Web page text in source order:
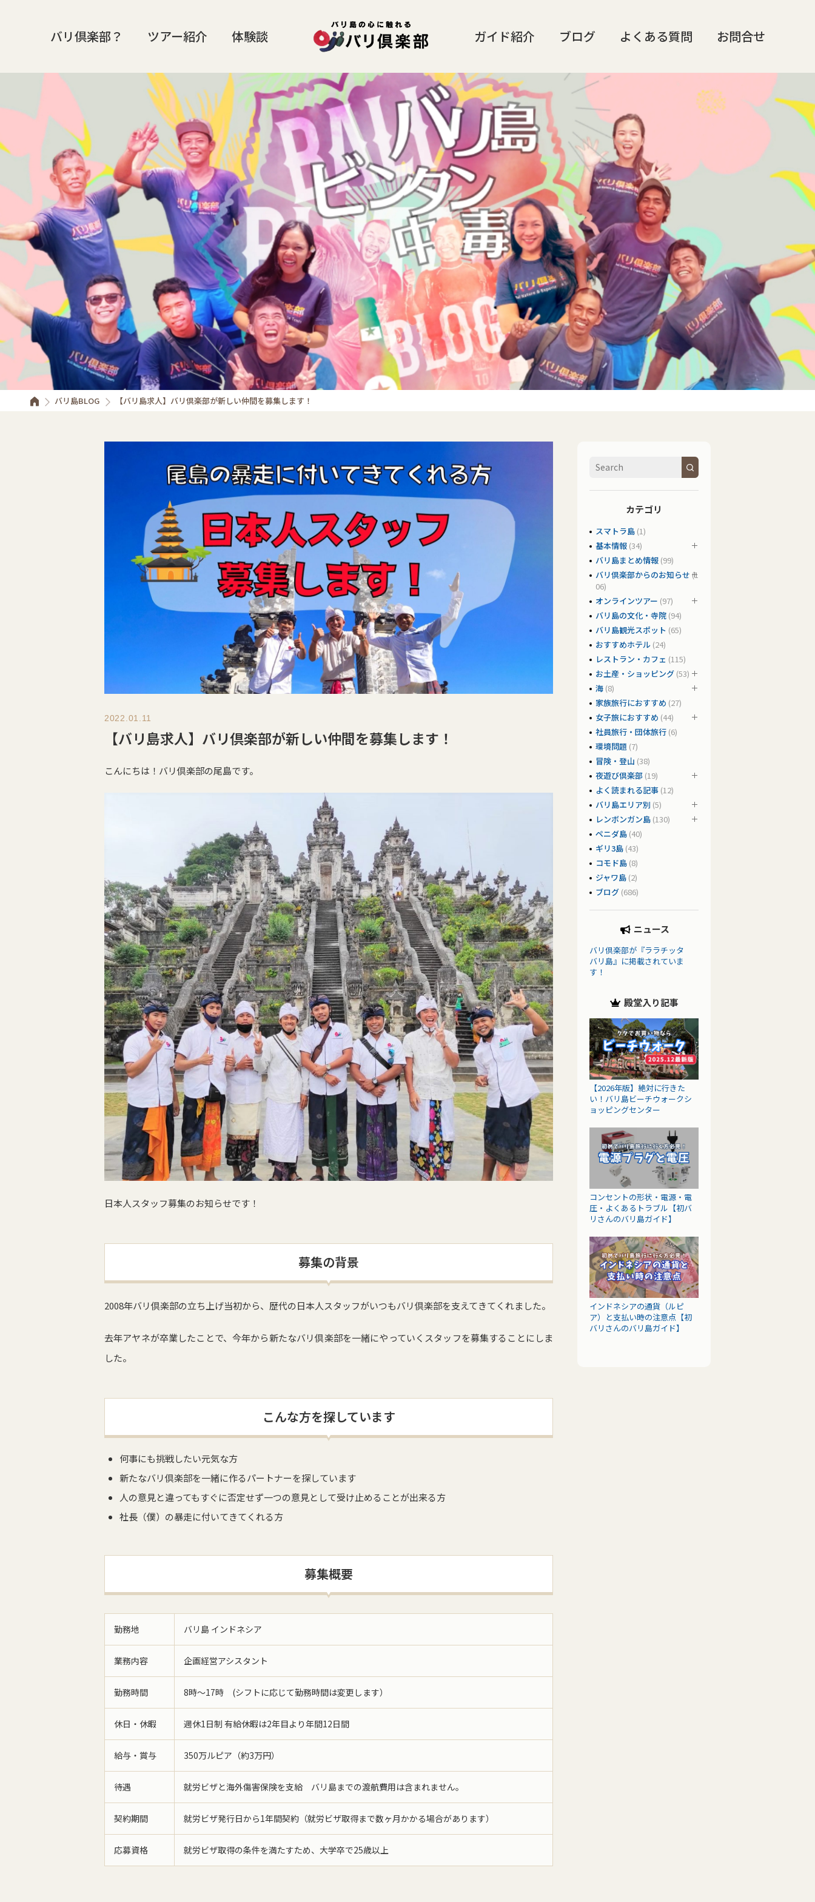
バリ倶楽部？ ツアー紹介 体験談 ガイド紹介 ブログ よくある質問 お問合せ
バリ島BLOG 【バリ島求人】バリ倶楽部が新しい仲間を募集します！
2022.01.11
【バリ島求人】バリ倶楽部が新しい仲間を募集します！
こんにちは！バリ倶楽部の尾島です。
日本人スタッフ募集のお知らせです！
募集の背景
2008年バリ倶楽部の立ち上げ当初から、歴代の日本人スタッフがいつもバリ倶楽部を支えてきてくれました。
去年アヤネが卒業したことで、今年から新たなバリ倶楽部を一緒にやっていくスタッフを募集することにしま
した。
こんな方を探しています
何事にも挑戦したい元気な方
新たなバリ倶楽部を一緒に作るパートナーを探しています
人の意見と違ってもすぐに否定せず一つの意見として受け止めることが出来る方
社長（僕）の暴走に付いてきてくれる方
募集概要
勤務地 バリ島 インドネシア
業務内容 企画経営アシスタント
勤務時間 8時～17時 (シフトに応じて勤務時間は変更します）
休日・休暇 週休1日制 有給休暇は2年目より年間12日間
給与・賞与 350万ルピア（約3万円）
待遇 就労ビザと海外傷害保険を支給 バリ島までの渡航費用は含まれません。
契約期間 就労ビザ発行日から1年間契約（就労ビザ取得まで数ヶ月かかる場合があります）
応募資格 就労ビザ取得の条件を満たすため、大学卒で25歳以上
カテゴリ
スマトラ島 (1)
基本情報 (34)
バリ島まとめ情報 (99)
バリ倶楽部からのお知らせ (1
06)
オンラインツアー (97)
バリ島の文化・寺院 (94)
バリ島観光スポット (65)
おすすめホテル (24)
レストラン・カフェ (115)
お土産・ショッピング (53)
海 (8)
家族旅行におすすめ (27)
女子旅におすすめ (44)
社員旅行・団体旅行 (6)
環境問題 (7)
冒険・登山 (38)
夜遊び倶楽部 (19)
よく読まれる記事 (12)
バリ島エリア別 (5)
レンボンガン島 (130)
ペニダ島 (40)
ギリ3島 (43)
コモド島 (8)
ジャワ島 (2)
ブログ (686)
ニュース
バリ倶楽部が『ララチッタ
バリ島』に掲載されていま
す！
殿堂入り記事
【2026年版】絶対に行きた
い！バリ島ビーチウォークシ
ョッピングセンター
コンセントの形状・電源・電
圧・よくあるトラブル【初バ
リさんのバリ島ガイド】
インドネシアの通貨（ルピ
ア）と支払い時の注意点【初
バリさんのバリ島ガイド】